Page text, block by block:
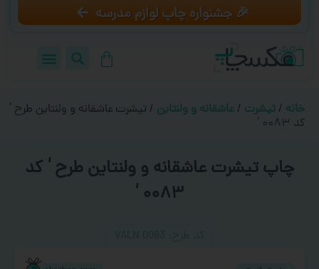
🎉 جشنواره چاپ لوازم مدرسه
خانه / تیشرت / عاشقانه و ولنتاین / تیشرت عاشقانه و ولنتاین طرح ‘
کد ۰۰۸۳ ‘
چاپ تیشرت عاشقانه و ولنتاین طرح ‘ کد
۰۰۸۳ ‘